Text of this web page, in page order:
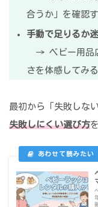
合うか」を確認
手動で足りるか
→ ベビー用品
さを体感してみる
最初から「失敗しな
失敗しにくい選び方